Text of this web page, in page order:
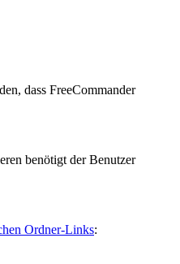
dass FreeCommander
benötigt der Benutzer
Ordner-Links: